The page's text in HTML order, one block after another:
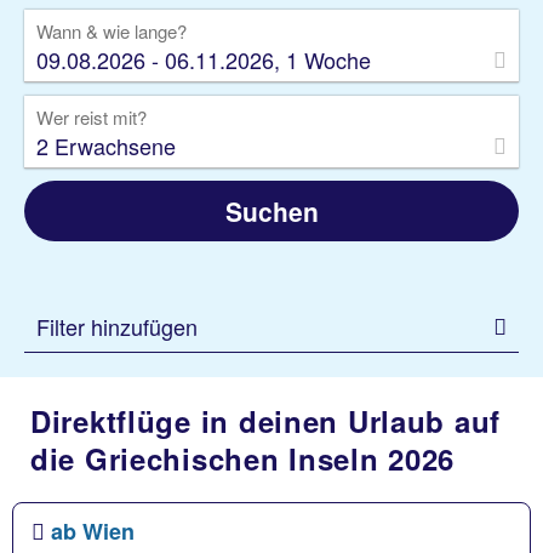
Wann & wie lange?
09.08.2026 - 06.11.2026, 1 Woche
Wer reist mit?
2 Erwachsene
Suchen
Filter hinzufügen
Direktflüge in deinen Urlaub auf
die Griechischen Inseln 2026
ab Wien